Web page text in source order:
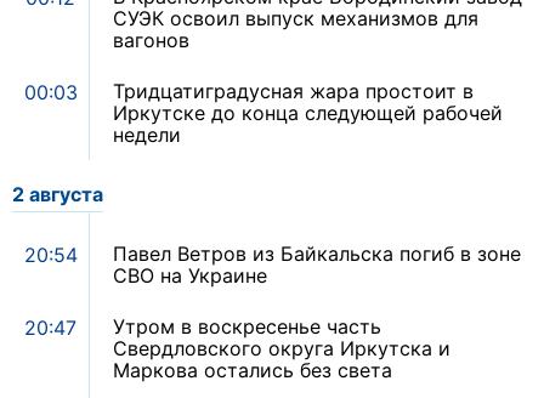
СУЭК освоил выпуск механизмов для
вагонов
00:03
Тридцатиградусная жара простоит в
Иркутске до конца следующей рабочей
недели
2 августа
20:54
Павел Ветров из Байкальска погиб в зоне
СВО на Украине
20:47
Утром в воскресенье часть
Свердловского округа Иркутска и
Маркова остались без света